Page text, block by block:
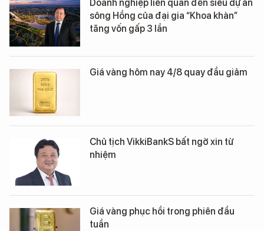
Doanh nghiệp liên quan đến siêu dự án
sông Hồng của đại gia “Khoa khàn”
tăng vốn gấp 3 lần
Giá vàng hôm nay 4/8 quay đầu giảm
Chủ tịch VikkiBankS bất ngờ xin từ
nhiệm
Giá vàng phục hồi trong phiên đầu
tuần